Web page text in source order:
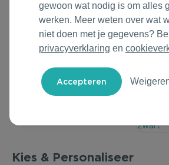
Daarom Duurzaam
Herfstmomenten
Sinterklaas
Warme Winter
Tony's Chocolonely
Kies & Personaliseer
gewoon wat nodig is om alles
werken. Meer weten over wat
niet doen met je gegevens?
privacyverklaring en